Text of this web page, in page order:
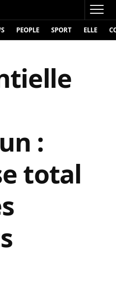
PEOPLE SPORT ELLE
:
total